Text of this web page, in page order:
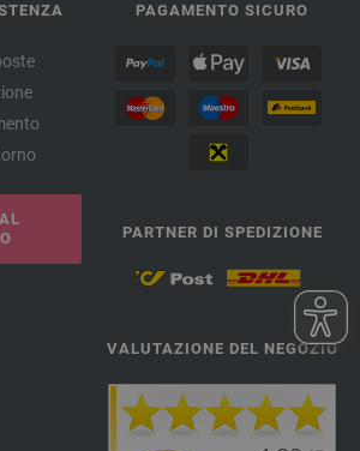
PAGAMENTO SICURO
PARTNER DI SPEDIZIONE
VALUTAZIONE DEL NEGOZIO